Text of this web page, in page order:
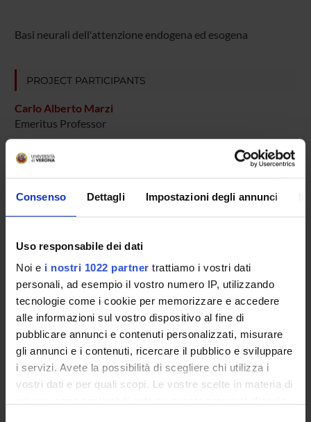
Consenso Dettagli Impostazioni degli annunci
Uso responsabile dei dati
Noi e i nostri 1022 partner trattiamo i vostri dati
personali, ad esempio il vostro numero IP, utilizzando
tecnologie come i cookie per memorizzare e accedere
alle informazioni sul vostro dispositivo al fine di
pubblicare annunci e contenuti personalizzati, misurare
gli annunci e i contenuti, ricercare il pubblico e sviluppare
i servizi. Avete la possibilità di scegliere chi utilizza i
vostri dati e per quali scopi. Le vostre scelte in materia di
Basi neurali dell'attenzione endogena ed esogena
PROJECT PARTICIPANTS
Carlo Alberto Marzi
Emeritus Professor
Elena Natale
Emiliano Macaluso
Fondazione Santa Lucia IRCCS - Roma
SECTIONS
Physiology and Psychology Section